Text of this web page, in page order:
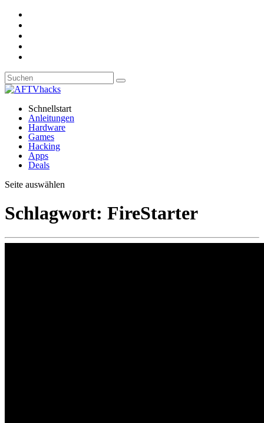
Schnellstart
Anleitungen
Hardware
Games
Hacking
Apps
Deals
Seite auswählen
Schlagwort: FireStarter